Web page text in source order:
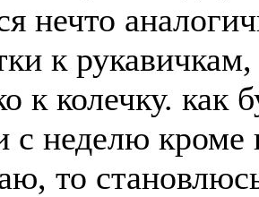
нечто
к
к колечку. как
с неделю кроме
то